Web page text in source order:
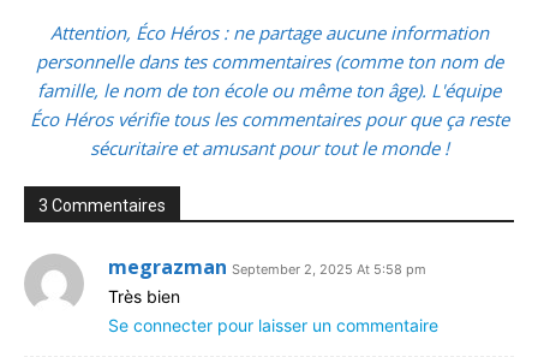
Attention, Éco Héros : ne partage aucune information
personnelle dans tes commentaires (comme ton nom de
famille, le nom de ton école ou même ton âge). L'équipe
Éco Héros vérifie tous les commentaires pour que ça reste
sécuritaire et amusant pour tout le monde !
3 Commentaires
megrazman September 2, 2025 At 5:58 pm
Très bien
Se connecter pour laisser un commentaire